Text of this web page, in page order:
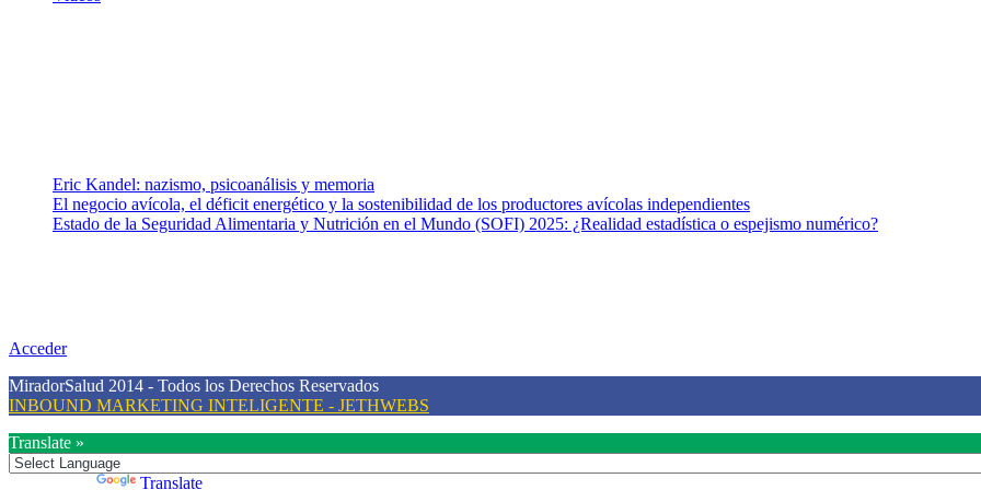
Eric Kandel: nazismo, psicoanálisis y memoria
El negocio avícola, el déficit energético y la sostenibilidad de los productores avícolas independientes
Estado de la Seguridad Alimentaria y Nutrición en el Mundo (SOFI) 2025: ¿Realidad estadística o espejismo numérico?
Acceder
MiradorSalud 2014 - Todos los Derechos Reservados
INBOUND MARKETING INTELIGENTE - JETHWEBS
Translate »
Translate